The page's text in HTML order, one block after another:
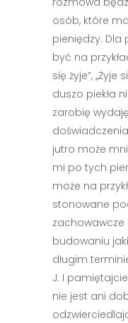
osób, które
pieniędzy. Dla
być na
się żyje”, ,,Żyje
duszo piekła
zarobię
jutro może
mi po tych
może na
stonowane
zachowawcze
budowaniu
długim
J: I
nie jest ani